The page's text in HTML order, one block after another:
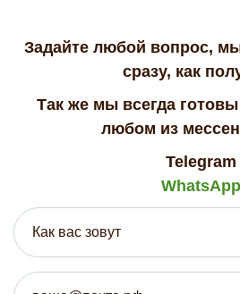
Задайте любой вопрос,
сразу, как
Так же мы всегда
любом из
Telegram
WhatsApp